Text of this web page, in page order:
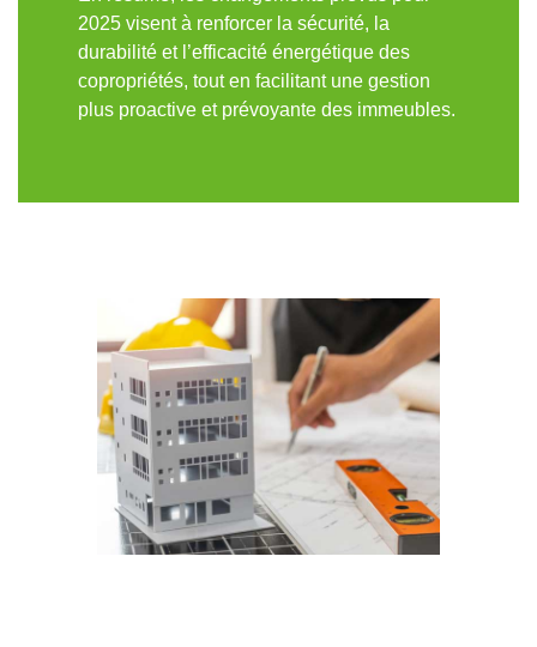
2025 visent à renforcer la sécurité, la
durabilité et l’efficacité énergétique des
copropriétés, tout en facilitant une gestion
plus proactive et prévoyante des immeubles.